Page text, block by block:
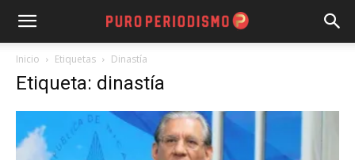
Inicio Etiquetas Dinastía
Etiqueta: dinastía